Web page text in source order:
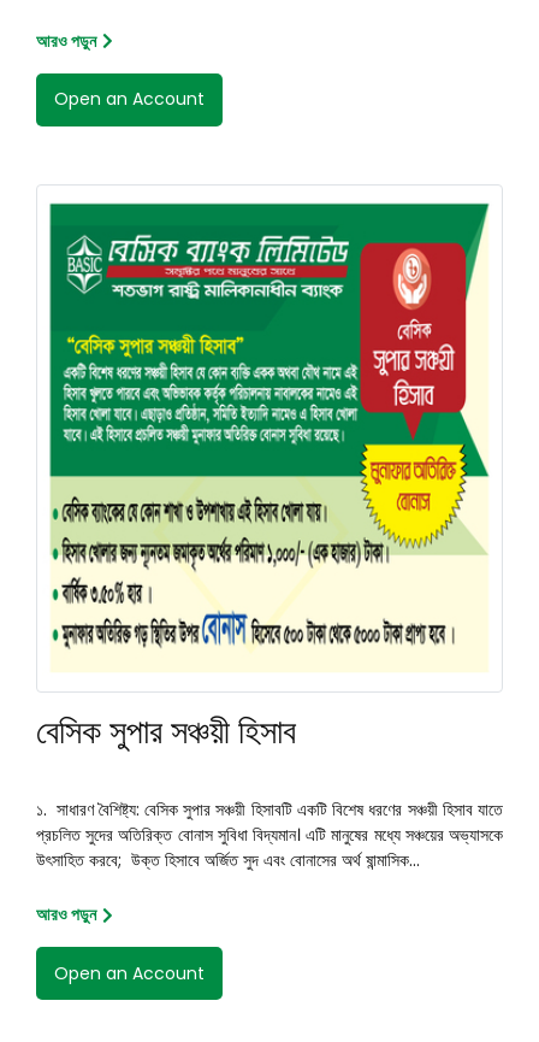
আরও পড়ুন
Open an Account
বেসিক সুপার সঞ্চয়ী হিসাব
১. সাধারণ বৈশিষ্ট্য: বেসিক সুপার সঞ্চয়ী হিসাবটি একটি বিশেষ ধরণের সঞ্চয়ী হিসাব যাতে
প্রচলিত সুদের অতিরিক্ত বোনাস সুবিধা বিদ্যমান। এটি মানুষের মধ্যে সঞ্চয়ের অভ্যাসকে
উৎসাহিত করবে; উক্ত হিসাবে অর্জিত সুদ এবং বোনাসের অর্থ ষান্মাসিক...
আরও পড়ুন
Open an Account